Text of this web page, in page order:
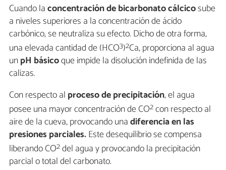
Cuando laconcentración de bicarbonato cálcicosube
a niveles superiores a la concentración de ácido
carbónico, se neutraliza su efecto. Dicho de otra forma,
una elevada cantidad de (HCO3)2Ca, proporciona al agua
unpH básicoque impide la disolución indefinida de las
calizas.
Con respecto al proceso de precipitación, el agua
posee una mayor concentración de CO2con respecto al
aire de la cueva, provocando unadiferencia en las
presiones parciales.Este desequilibrio se compensa
liberando CO2del agua y provocando la precipitación
parcial o total del carbonato.